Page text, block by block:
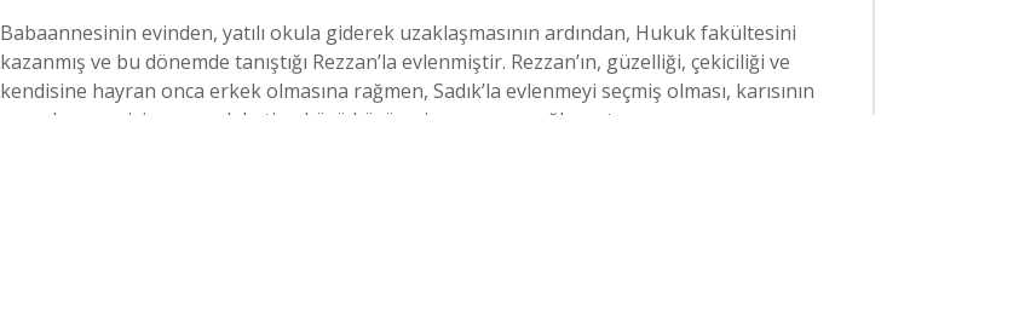
Babaannesinin evinden, yatılı okula giderek uzaklaşmasının ardından, Hukuk fakültesini
kazanmış ve bu dönemde tanıştığı Rezzan’la evlenmiştir. Rezzan’ın, güzelliği, çekiciliği ve
kendisine hayran onca erkek olmasına rağmen, Sadık’la evlenmeyi seçmiş olması, karısının
ona olan sevgisine ve sadakatine körü körüne inanmasını sağlamıştır.